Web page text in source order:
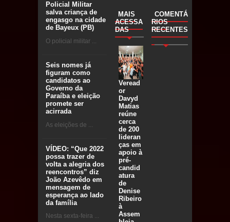
Policial Militar
salva criança de
engasgo na cidade
de Bayeux (PB)
O policial militar ...
Seis nomes já
figuram como
candidatos ao
Governo da
Paraíba e eleição
promete ser
acirrada
As eleições de ...
VÍDEO: “Que 2022
possa trazer de
volta a alegria dos
reencontros” diz
João Azevêdo em
mensagem de
esperança ao lado
da família
Nesta sexta-feira ...
MAIS
ACESSA
DAS
Veread
or
Davyd
Matias
reúne
cerca
de 200
lideran
ças em
apoio à
pré-
candid
atura
de
Denise
Ribeiro
à
Assem
COMENTÁ
RIOS
RECENTES